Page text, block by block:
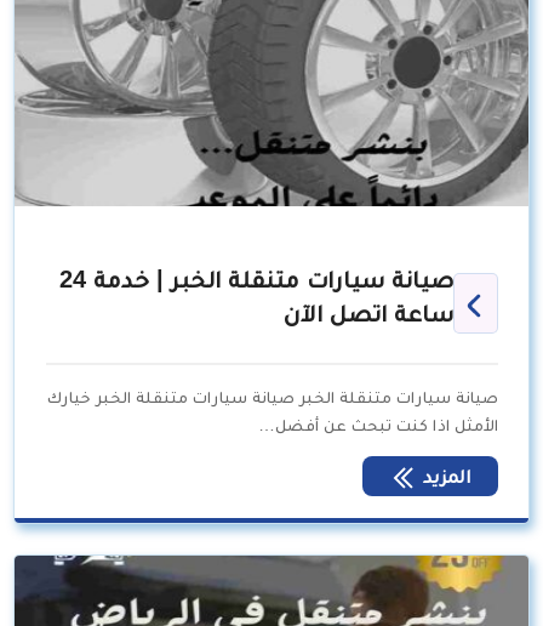
صيانة سيارات متنقلة الخبر | خدمة 24
ساعة اتصل الآن
صيانة سيارات متنقلة الخبر صيانة سيارات متنقلة الخبر خيارك
الأمثل اذا كنت تبحث عن أفضل…
المزيد